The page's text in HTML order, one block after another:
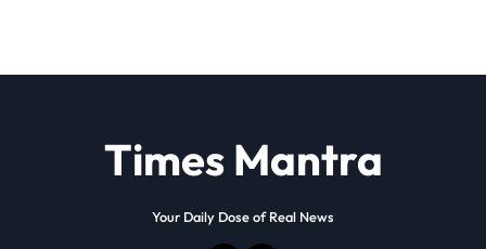
Times Mantra
Your Daily Dose of Real News